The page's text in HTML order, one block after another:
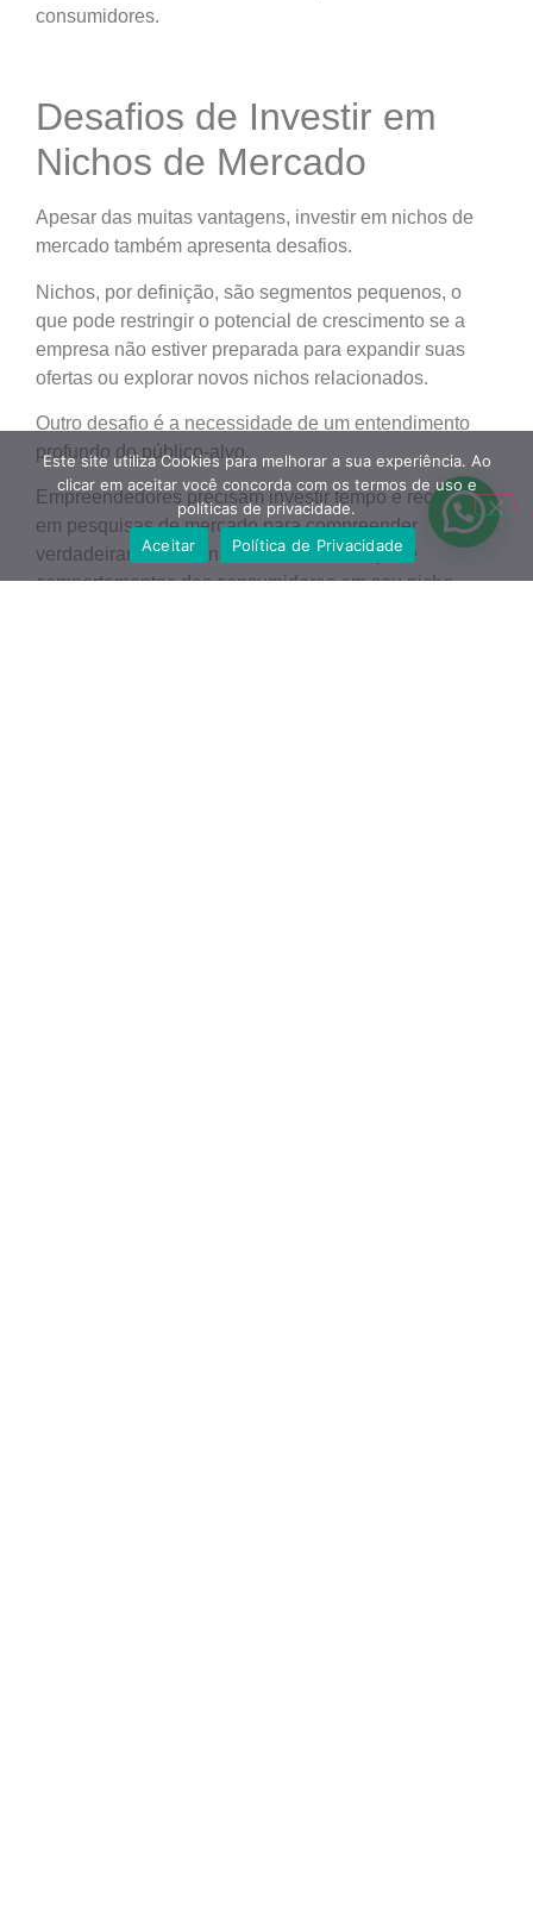
consumidores.
Desafios de Investir em
Nichos de Mercado
Apesar das muitas vantagens, investir em nichos de
mercado também apresenta desafios.
Nichos, por definição, são segmentos pequenos, o
que pode restringir o potencial de crescimento se a
empresa não estiver preparada para expandir suas
ofertas ou explorar novos nichos relacionados.
Outro desafio é a necessidade de um entendimento
profundo do público-alvo.
Empreendedores precisam investir tempo e recursos
em pesquisas de mercado para compreender
verdadeiramente as necessidades, desejos e
comportamentos dos consumidores em seu nicho.
Este site utiliza Cookies para melhorar a sua experiência. Ao
clicar em aceitar você concorda com os termos de uso e
políticas de privacidade.
Aceitar
Política de Privacidade